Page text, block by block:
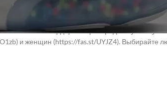
весь зимний гардероб. В распродаже
и женщин (https://fas.st/UYJZ4). Выбирайте